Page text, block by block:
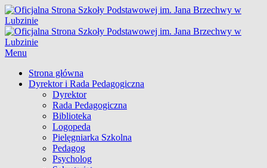
Skip
to
content
Oficjalna Strona Szkoły Podstawowej im. Jana Brzechwy w
Lubzinie
Menu
Główne
menu
Strona główna
Dyrektor i Rada Pedagogiczna
Dyrektor
Rada Pedagogiczna
Biblioteka
Logopeda
Pielęgniarka Szkolna
Pedagog
Psycholog